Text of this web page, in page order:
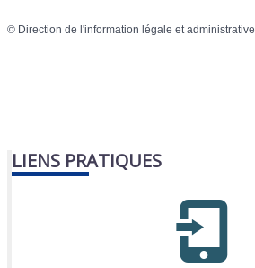
© Direction de l'information légale et administrative
LIENS PRATIQUES